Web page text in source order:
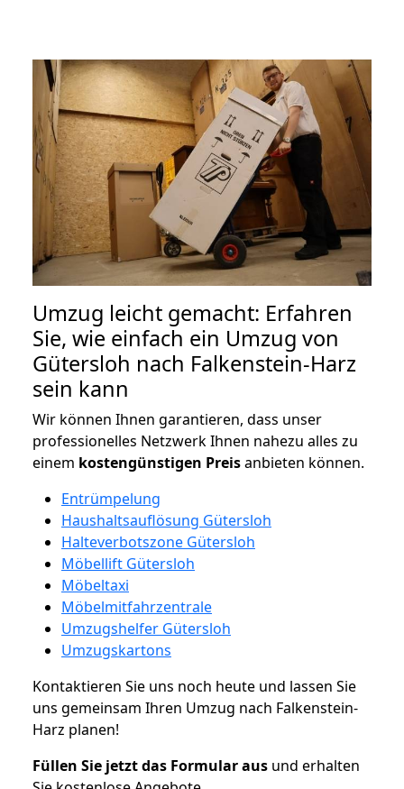
Umzug leicht gemacht: Erfahren
Sie, wie einfach ein Umzug von
Gütersloh nach Falkenstein-Harz
sein kann
Wir können Ihnen garantieren, dass unser
professionelles Netzwerk Ihnen nahezu alles zu
einem kostengünstigen Preisanbieten können.
Entrümpelung
Haushaltsauflösung Gütersloh
Halteverbotszone Gütersloh
Möbellift Gütersloh
Möbeltaxi
Möbelmitfahrzentrale
Umzugshelfer Gütersloh
Umzugskartons
Kontaktieren Sie uns noch heute und lassen Sie
uns gemeinsam Ihren Umzug nach Falkenstein-
Harz planen!
Füllen Sie jetzt das Formular aus und erhalten